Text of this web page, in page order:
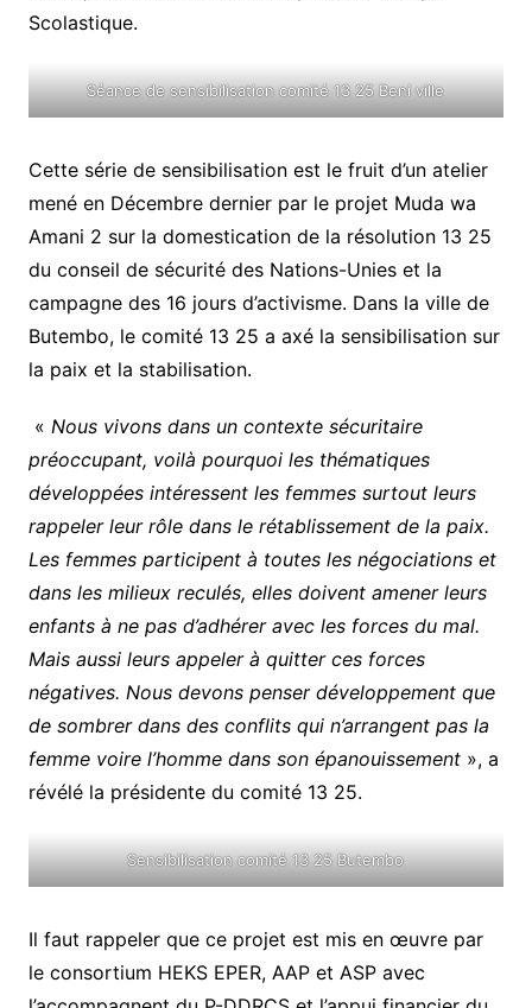
Scolastique.
Séance de sensibilisation comité 13 25 Beni ville
Cette série de sensibilisation est le fruit d’un atelier
mené en Décembre dernier par le projet Muda wa
Amani 2 sur la domestication de la résolution 13 25
du conseil de sécurité des Nations-Unies et la
campagne des 16 jours d’activisme. Dans la ville de
Butembo, le comité 13 25 a axé la sensibilisation sur
la paix et la stabilisation.
« Nous vivons dans un contexte sécuritaire
préoccupant, voilà pourquoi les thématiques
développées intéressent les femmes surtout leurs
rappeler leur rôle dans le rétablissement de la paix.
Les femmes participent à toutes les négociations et
dans les milieux reculés, elles doivent amener leurs
enfants à ne pas d’adhérer avec les forces du mal.
Mais aussi leurs appeler à quitter ces forces
négatives. Nous devons penser développement que
de sombrer dans des conflits qui n’arrangent pas la
femme voire l’homme dans son épanouissement», a
révélé la présidente du comité 13 25.
Sensibilisation comité 13 25 Butembo
Il faut rappeler que ce projet est mis en œuvre par
le consortium HEKS EPER, AAP et ASP avec